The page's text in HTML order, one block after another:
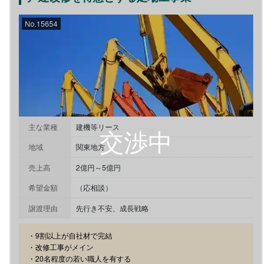
No.15654
主な業種
建機等リース
地域
関東地方
売上高
2億円～5億円
希望金額
（応相談）
譲渡理由
先行き不安、成長戦略
・9割以上が自社材で完結
・改修工事がメイン
・20名程度の若い職人を有する